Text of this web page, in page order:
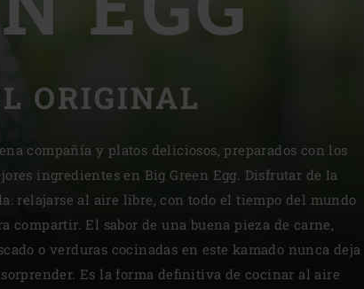
| Slovenija
| Sverige
| Schweiz
| Türkiye
ORIGINAL
compañía y platos deliciosos, preparados con los
ingredientes en Big Green Egg. Disfrutar de la
relajarse al aire libre, con todo el tiempo del mundo
compartir. El sabor de una buena pieza de carne,
o verduras cocinadas en este kamado nunca deja
Es la forma definitiva de cocinar al aire